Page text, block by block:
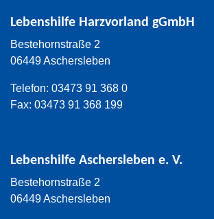
Lebenshilfe Harzvorland gGmbH
Bestehornstraße 2
06449 Aschersleben
Telefon: 03473 91 368 0
Fax: 03473 91 368 199
Lebenshilfe Aschersleben e. V.
Bestehornstraße 2
06449 Aschersleben